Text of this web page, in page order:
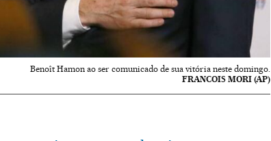
Benoît Hamon ao ser comunicado de sua vitória neste domingo.
FRANCOIS MORI (AP)